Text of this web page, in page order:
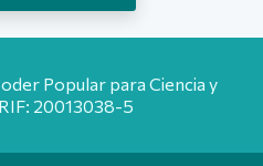
Popular para Ciencia y
20013038-5